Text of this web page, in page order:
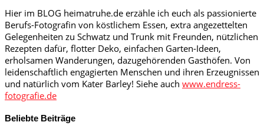
Hier im BLOG heimatruhe.de erzähle ich euch als passionierte
Berufs-Fotografin von köstlichem Essen, extra angezettelten
Gelegenheiten zu Schwatz und Trunk mit Freunden, nützlichen
Rezepten dafür, flotter Deko, einfachen Garten-Ideen,
erholsamen Wanderungen, dazugehörenden Gasthöfen. Von
leidenschaftlich engagierten Menschen und ihren Erzeugnissen
und natürlich vom Kater Barley! Siehe auch www.endress-
fotografie.de
Beliebte Beiträge